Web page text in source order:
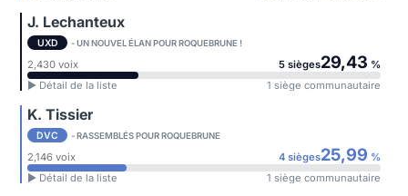
J. Lechanteux
UXD - UN NOUVEL ÉLAN POUR ROQUEBRUNE !
2,430 voix 5 sièges29,43 %
► Détail de la liste
1 siège communautaire
K. Tissier
DVC - RASSEMBLÉS POUR ROQUEBRUNE
2,146 voix 4 sièges25,99 %
► Détail de la liste
1 siège communautaire